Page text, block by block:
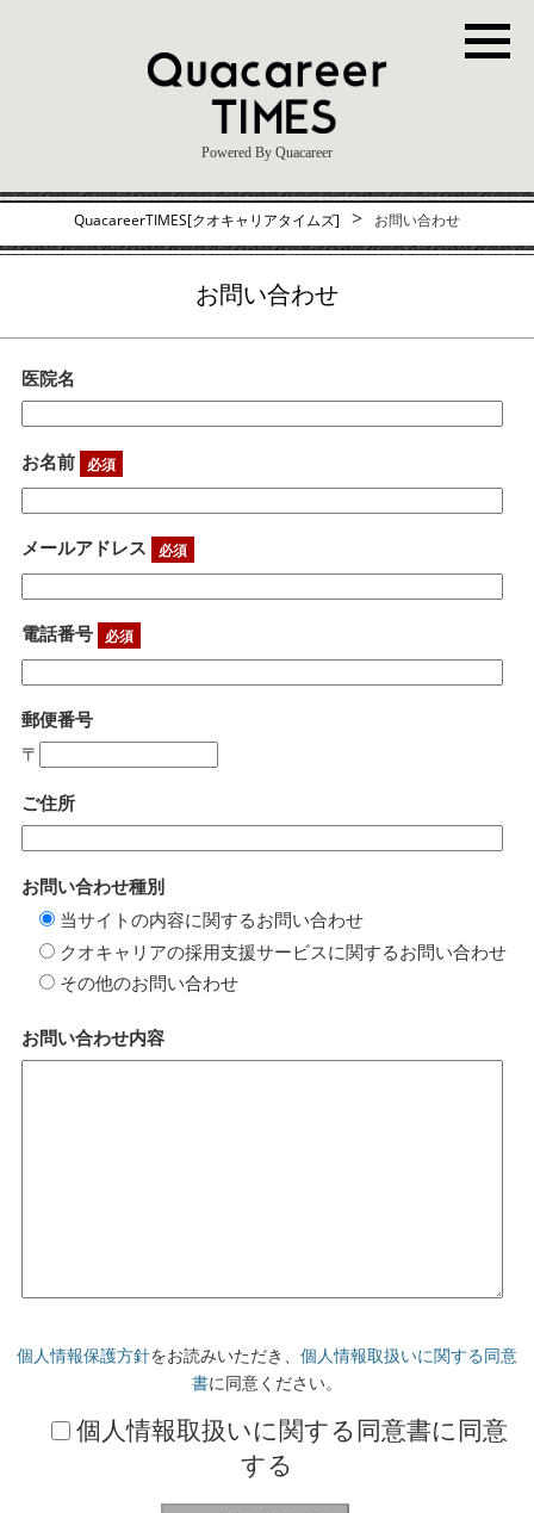
Powered By Quacareer
QuacareerTIMES[クオキャリアタイムズ] > お問い合わせ
お問い合わせ
医院名
お名前 必須
メールアドレス 必須
電話番号 必須
郵便番号
〒
ご住所
お問い合わせ種別
当サイトの内容に関するお問い合わせ
クオキャリアの採用支援サービスに関するお問い合わせ
その他のお問い合わせ
お問い合わせ内容
個人情報保護方針をお読みいただき、 個人情報取扱いに関する同意
書に同意ください。
個人情報取扱いに関する同意書に同意
する